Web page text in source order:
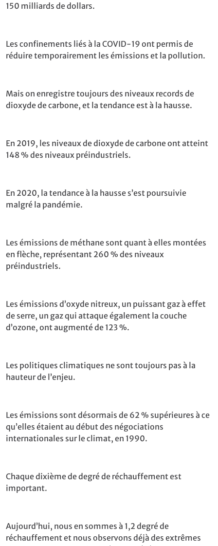
150 milliards de dollars.
Les confinements liés à la COVID-19 ont permis de
réduire temporairement les émissions et la pollution.
Mais on enregistre toujours des niveaux records de
dioxyde de carbone, et la tendance est à la hausse.
En 2019, les niveaux de dioxyde de carbone ont atteint
148 % des niveaux préindustriels.
En 2020, la tendance à la hausse s’est poursuivie
malgré la pandémie.
Les émissions de méthane sont quant à elles montées
en flèche, représentant 260 % des niveaux
préindustriels.
Les émissions d’oxyde nitreux, un puissant gaz à effet
de serre, un gaz qui attaque également la couche
d’ozone, ont augmenté de 123 %.
Les politiques climatiques ne sont toujours pas à la
hauteur de l’enjeu.
Les émissions sont désormais de 62 % supérieures à ce
qu’elles étaient au début des négociations
internationales sur le climat, en 1990.
Chaque dixième de degré de réchauffement est
important.
Aujourd’hui, nous en sommes à 1,2 degré de
réchauffement et nous observons déjà des extrêmes